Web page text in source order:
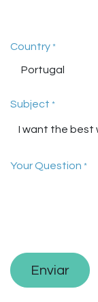
Country *
Subject *
Your Question *
Enviar